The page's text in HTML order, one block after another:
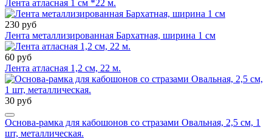
Лента атласная 1 см *22 м.
230 руб
Лента металлизированная Бархатная, ширина 1 см
60 руб
Лента атласная 1,2 см, 22 м.
30 руб
Основа-рамка для кабошонов со стразами Овальная, 2,5 см, 1
шт, металлическая.